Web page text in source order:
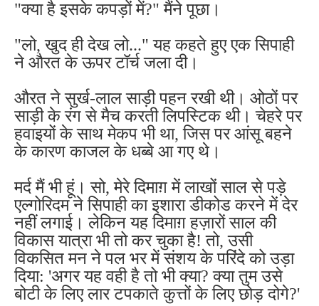
"क्या है इसके कपड़ों में?" मैंने पूछा।
"लो, खुद ही देख लो..." यह कहते हुए एक सिपाही
ने औरत के ऊपर टॉर्च जला दी।
औरत ने सुर्ख-लाल साड़ी पहन रखी थी। ओठों पर
साड़ी के रंग से मैच करती लिपस्टिक थी। चेहरे पर
हवाइयों के साथ मेकप भी था, जिस पर आंसू बहने
के कारण काजल के धब्बे आ गए थे।
मर्द मैं भी हूं। सो, मेरे दिमाग़ में लाखों साल से पड़े
एल्गोरिदम ने सिपाही का इशारा डीकोड करने में देर
नहीं लगाई। लेकिन यह दिमाग़ हज़ारों साल की
विकास यात्रा भी तो कर चुका है! तो, उसी
विकसित मन ने पल भर में संशय के परिंदे को उड़ा
दिया: 'अगर यह वही है तो भी क्या? क्या तुम उसे
बोटी के लिए लार टपकाते कुत्तों के लिए छोड़ दोगे?'